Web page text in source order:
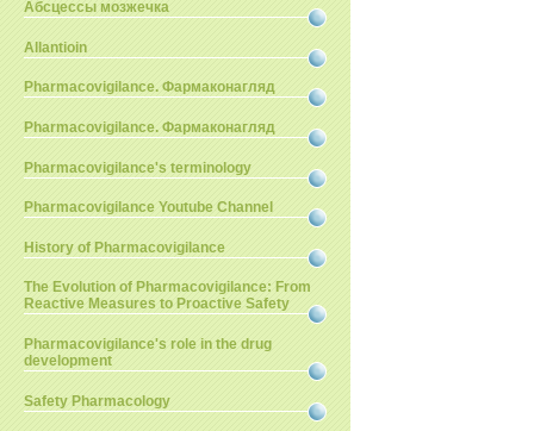
Абсцессы мозжечка
Allantioin
Pharmacovigilance. Фармаконагляд
Pharmacovigilance. Фармаконагляд
Pharmacovigilance's terminology
Pharmacovigilance Youtube Channel
History of Pharmacovigilance
The Evolution of Pharmacovigilance: From
Reactive Measures to Proactive Safety
Pharmacovigilance's role in the drug
development
Safety Pharmacology